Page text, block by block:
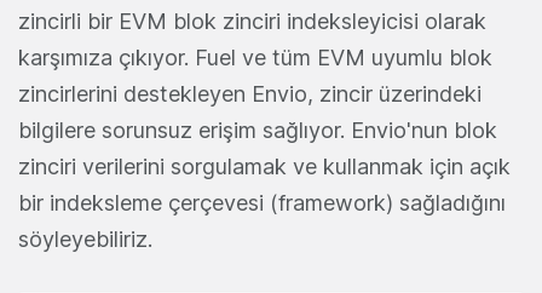
zincirli bir EVM blok zinciri indeksleyicisi olarak
karşımıza çıkıyor. Fuel ve tüm EVM uyumlu blok
zincirlerini destekleyen Envio, zincir üzerindeki
bilgilere sorunsuz erişim sağlıyor. Envio'nun blok
zinciri verilerini sorgulamak ve kullanmak için açık
bir indeksleme çerçevesi (framework) sağladığını
söyleyebiliriz.